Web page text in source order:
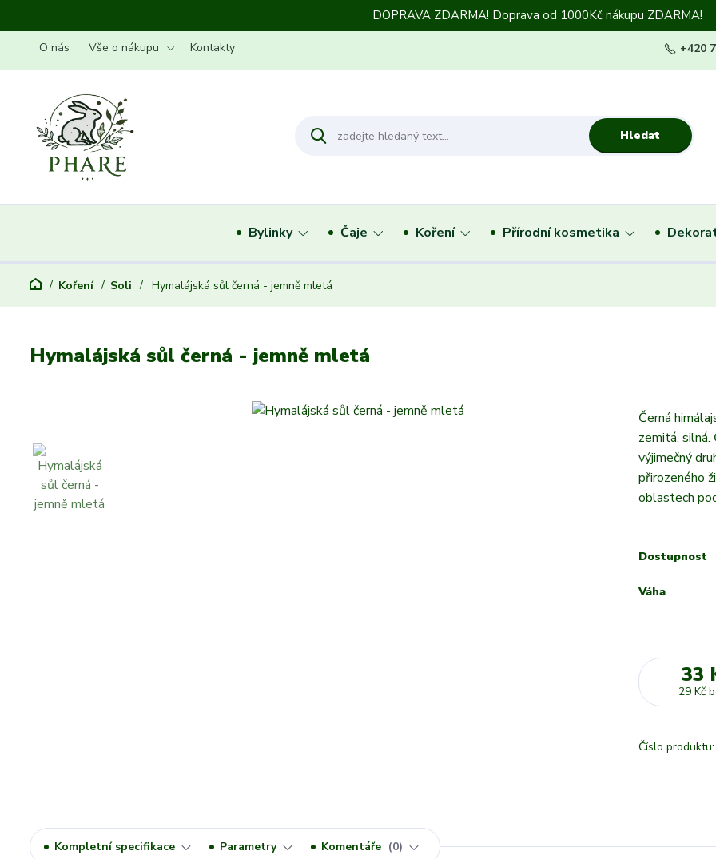
DOPRAVA ZDARMA! Doprava od 1000Kč nákupu ZDARMA!
O nás Vše o nákupu Kontakty
Hledat
+420
Bylinky Čaje Koření Přírodní kosmetika
Koření Soli Hymalájská sůl černá - jemně mletá
Hymalájská sůl černá - jemně mletá
Černá
zemitá, silná.
výjimečný
přirozeného
oblastech
Dostupnost
Váha
33
29 Kč
Číslo produktu:
Kompletní specifikace Parametry Komentáře 0